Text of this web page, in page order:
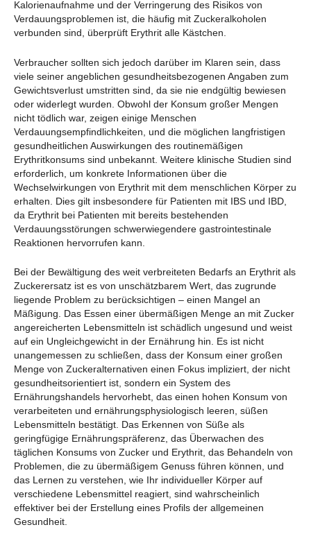
Kalorienaufnahme und der Verringerung des Risikos von
Verdauungsproblemen ist, die häufig mit Zuckeralkoholen
verbunden sind, überprüft Erythrit alle Kästchen.
Verbraucher sollten sich jedoch darüber im Klaren sein, dass
viele seiner angeblichen gesundheitsbezogenen Angaben zum
Gewichtsverlust umstritten sind, da sie nie endgültig bewiesen
oder widerlegt wurden. Obwohl der Konsum großer Mengen
nicht tödlich war, zeigen einige Menschen
Verdauungsempfindlichkeiten, und die möglichen langfristigen
gesundheitlichen Auswirkungen des routinemäßigen
Erythritkonsums sind unbekannt. Weitere klinische Studien sind
erforderlich, um konkrete Informationen über die
Wechselwirkungen von Erythrit mit dem menschlichen Körper zu
erhalten. Dies gilt insbesondere für Patienten mit IBS und IBD,
da Erythrit bei Patienten mit bereits bestehenden
Verdauungsstörungen schwerwiegendere gastrointestinale
Reaktionen hervorrufen kann.
Bei der Bewältigung des weit verbreiteten Bedarfs an Erythrit als
Zuckerersatz ist es von unschätzbarem Wert, das zugrunde
liegende Problem zu berücksichtigen – einen Mangel an
Mäßigung. Das Essen einer übermäßigen Menge an mit Zucker
angereicherten Lebensmitteln ist schädlich ungesund und weist
auf ein Ungleichgewicht in der Ernährung hin. Es ist nicht
unangemessen zu schließen, dass der Konsum einer großen
Menge von Zuckeralternativen einen Fokus impliziert, der nicht
gesundheitsorientiert ist, sondern ein System des
Ernährungshandels hervorhebt, das einen hohen Konsum von
verarbeiteten und ernährungsphysiologisch leeren, süßen
Lebensmitteln bestätigt. Das Erkennen von Süße als
geringfügige Ernährungspräferenz, das Überwachen des
täglichen Konsums von Zucker und Erythrit, das Behandeln von
Problemen, die zu übermäßigem Genuss führen können, und
das Lernen zu verstehen, wie Ihr individueller Körper auf
verschiedene Lebensmittel reagiert, sind wahrscheinlich
effektiver bei der Erstellung eines Profils der allgemeinen
Gesundheit.